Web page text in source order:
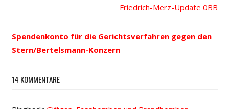
Nächster
Friedrich-Merz-Update
Spendenkonto für die Gerichtsverfahren gegen den
Stern/Bertelsmann-Konzern
14 KOMMENTARE